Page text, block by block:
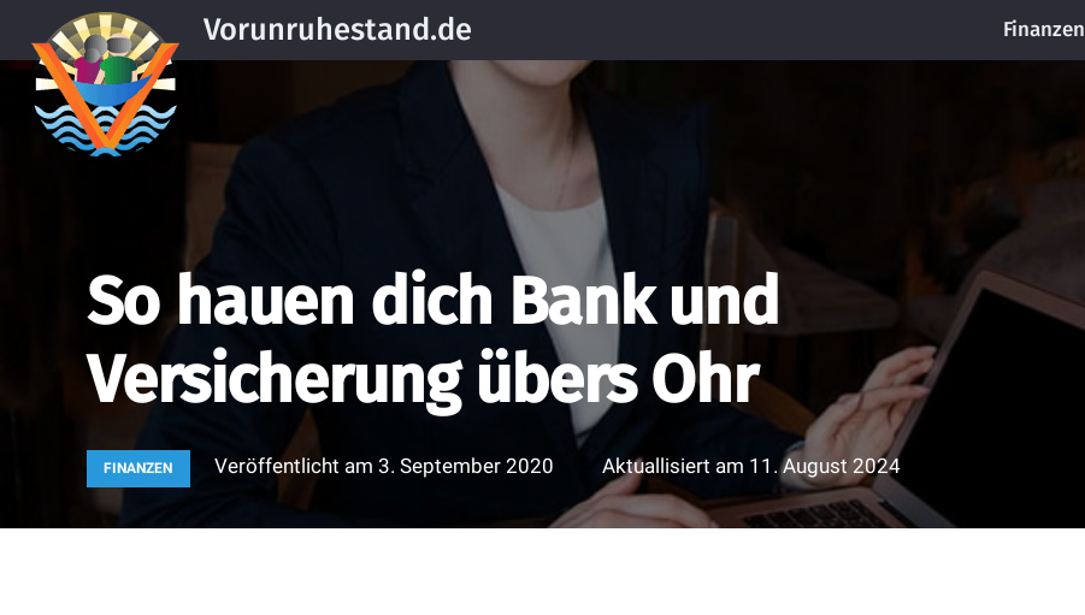
Vorunruhestand.de Finanzen
So hauen dich Bank und
Versicherung übers Ohr
FINANZEN Veröffentlicht am 3. September 2020 Aktuallisiert am 11. August 2024